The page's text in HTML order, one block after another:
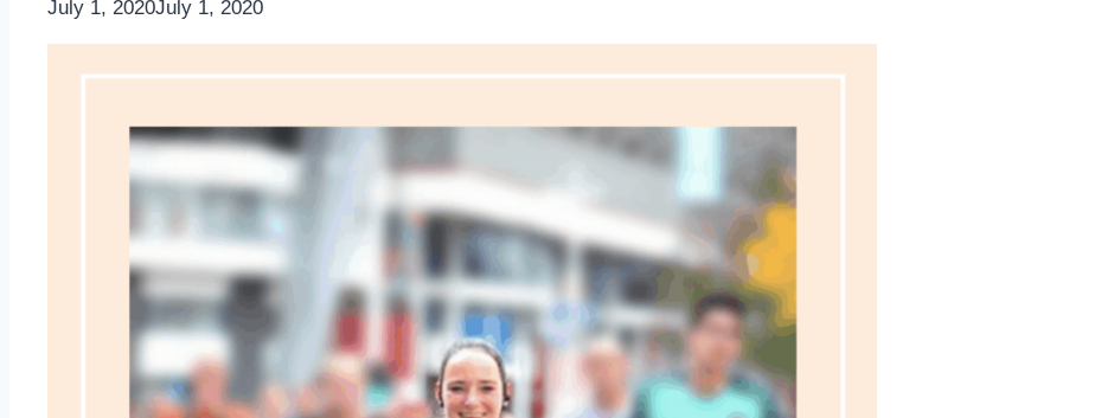
By Nicole
July 1, 2020July 1, 2020